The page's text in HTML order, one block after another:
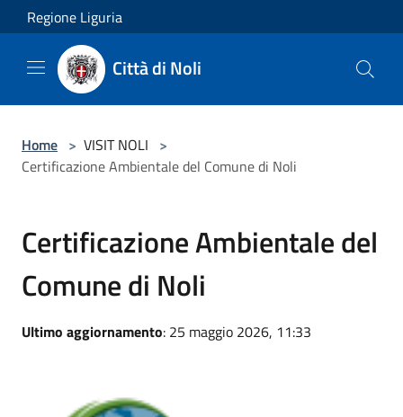
Salta al contenuto principale
Regione Liguria
Città di Noli
Home > VISIT NOLI >
Certificazione Ambientale del Comune di Noli
Certificazione Ambientale del
Comune di Noli
Ultimo aggiornamento: 25 maggio 2026, 11:33